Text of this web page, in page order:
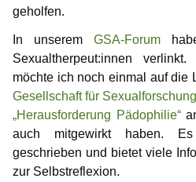
geholfen.
In unseremGSA-Forum
Sexualtherpeut:innen
möchte ich noch einmal auf die
Gesellschaft für Sexualforschung
„Herausforderung Pädophilie“
auch mitgewirkt haben.
geschrieben und bietet viele
zur Selbstreflexion.